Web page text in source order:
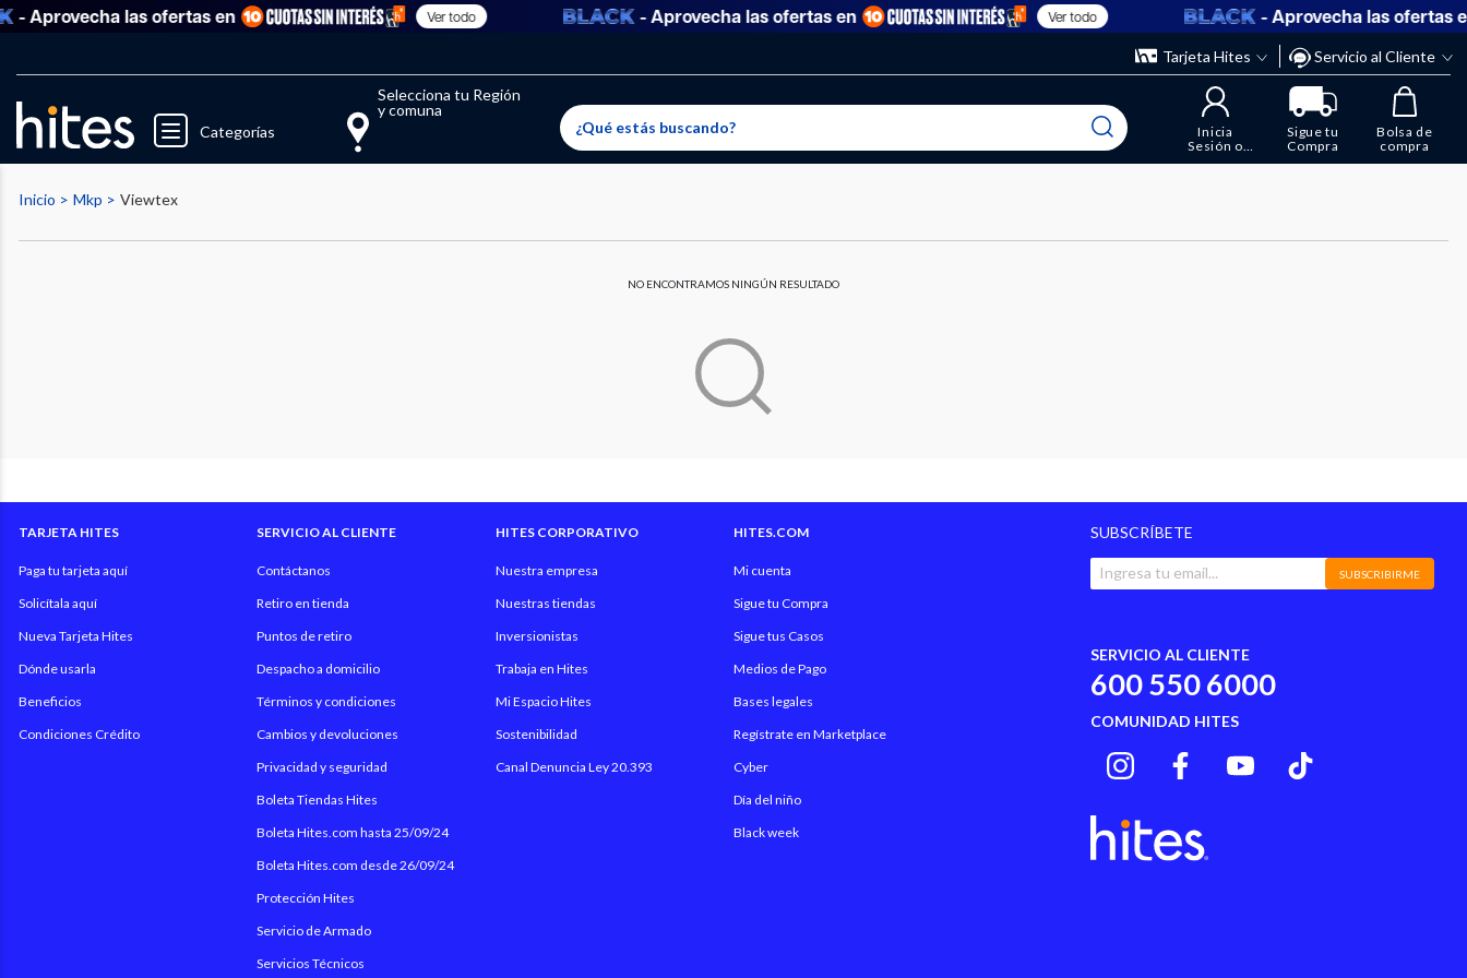
- Aprovecha las ofertas en Ver todo - Aprovecha las ofertas en Ver todo - Aprovecha las ofertas
Servicio al Cliente
Tarjeta Hites
Categorías
Selecciona tu Región
y comuna
Inicia
Sesión o
Regístrate
Sigue tu
Compra
Bolsa de
compra
Inicio Mkp Viewtex
NO ENCONTRAMOS NINGÚN RESULTADO
TARJETA HITES
Paga tu tarjeta aquí
Solicítala aquí
Nueva Tarjeta Hites
Dónde usarla
Beneficios
Condiciones Crédito
SERVICIO AL CLIENTE
Contáctanos
Retiro en tienda
Puntos de retiro
Despacho a domicilio
Términos y condiciones
Cambios y devoluciones
Privacidad y seguridad
Boleta Tiendas Hites
Boleta Hites.com hasta 25/09/24
Boleta Hites.com desde 26/09/24
Protección Hites
Servicio de Armado
Servicios Técnicos
HITES CORPORATIVO
Nuestra empresa
Nuestras tiendas
Inversionistas
Trabaja en Hites
Mi Espacio Hites
Sostenibilidad
Canal Denuncia Ley 20.393
HITES.COM
Mi cuenta
Sigue tu Compra
Sigue tus Casos
Medios de Pago
Bases legales
Regístrate en Marketplace
Cyber
Día del niño
Black week
SUBSCRÍBETE
SUBSCRIBIRME
SERVICIO AL CLIENTE
600 550 6000
COMUNIDAD HITES